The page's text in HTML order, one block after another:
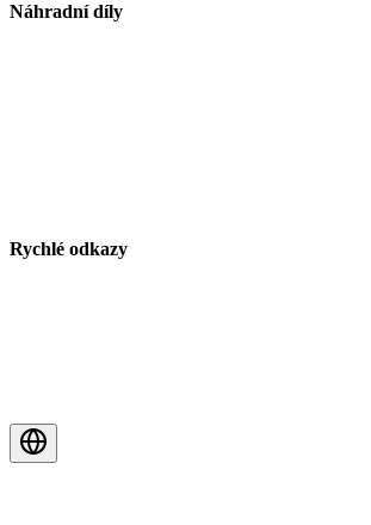
Náhradní díly
Rychlé odkazy